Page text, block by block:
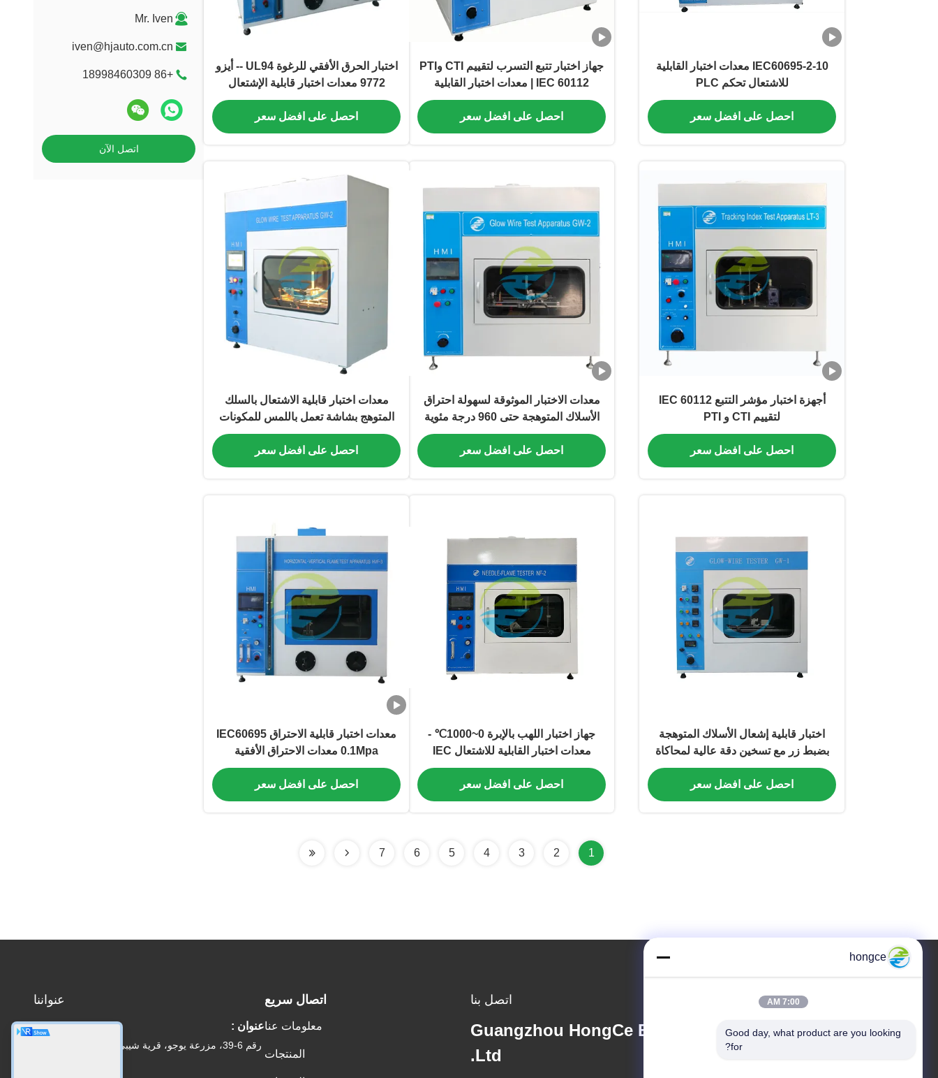
مقعد اختبار الإرسال
Mr. Iven
iven@hjauto.com.cn
+86 18998460309
اتصل الآن
IEC60695-2-10 معدات اختبار القابلية
للاشتعال تحكم PLC
احصل على افضل سعر
جهاز اختبار تتبع التسرب لتقييم CTI وPTI
| IEC 60112 معدات اختبار القابلية
للاشتعال للمواد العازلة
احصل على افضل سعر
اختبار الحرق الأفقي للرغوة UL94 -- أيزو
9772 معدات اختبار قابلية الإشتعال
احصل على افضل سعر
أجهزة اختبار مؤشر التتبع IEC 60112
لتقييم CTI و PTI
احصل على افضل سعر
معدات الاختبار الموثوقة لسهولة احتراق
الأسلاك المتوهجة حتى 960 درجة مئوية
لتقييم خطر الحريق IEC 60695
احصل على افضل سعر
معدات اختبار قابلية الاشتعال بالسلك
المتوهج بشاشة تعمل باللمس للمكونات
البلاستيكية والكهربائية | متوافقة مع IEC
60695
احصل على افضل سعر
اختبار قابلية إشعال الأسلاك المتوهجة
بضبط زر مع تسخين دقة عالية لمحاكاة
واقعية لخطر الحريق
احصل على افضل سعر
جهاز اختبار اللهب بالإبرة 0~1000℃ -
معدات اختبار القابلية للاشتعال IEC
60695
احصل على افضل سعر
معدات اختبار قابلية الاحتراق IEC60695
0.1Mpa معدات الاحتراق الأفقية
والعمودية
احصل على افضل سعر
1
2
3
4
5
6
7
اتصل بنا
Guangzhou HongCe Equipment Co.,
Ltd.
اتصال سريع
معلومات عنا
المنتجات
عنواننا
عنوان :
hongce
7:00 AM
Good day, what product are you looking
for?